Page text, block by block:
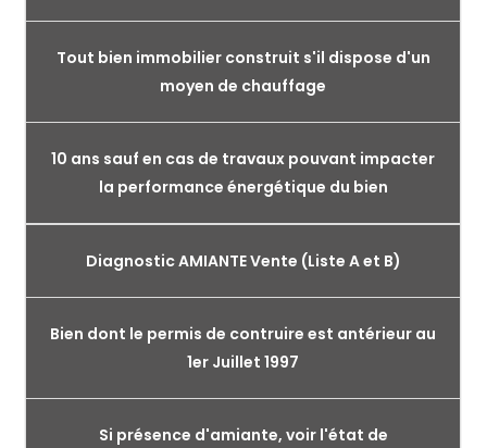
Tout bien immobilier construit s'il dispose d'un
moyen de chauffage
10 ans sauf en cas de travaux pouvant impacter
la performance énergétique du bien
Diagnostic AMIANTE Vente (Liste A et B)
Bien dont le permis de contruire est antérieur au
1er Juillet 1997
Si présence d'amiante, voir l'état de